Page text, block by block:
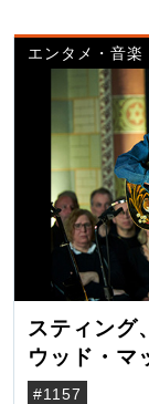
エンタメ・音楽
スティング
ウッド・マ
#1157